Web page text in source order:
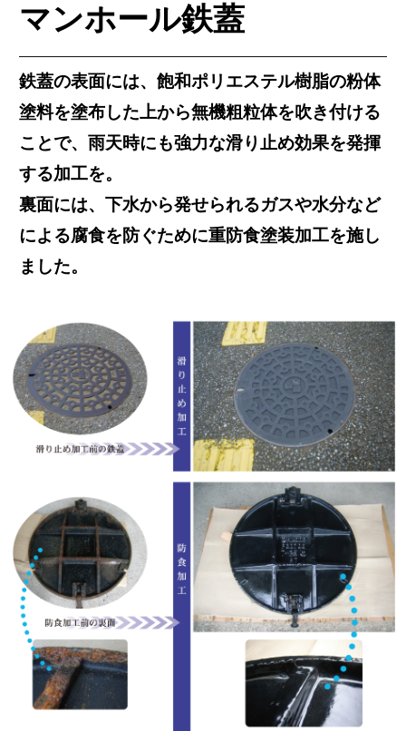
マンホール鉄蓋
鉄蓋の表面には、飽和ポリエステル樹脂の粉体
塗料を塗布した上から無機粗粒体を吹き付ける
ことで、雨天時にも強力な滑り止め効果を発揮
する加工を。
裏面には、下水から発せられるガスや水分など
による腐食を防ぐために重防食塗装加工を施し
ました。